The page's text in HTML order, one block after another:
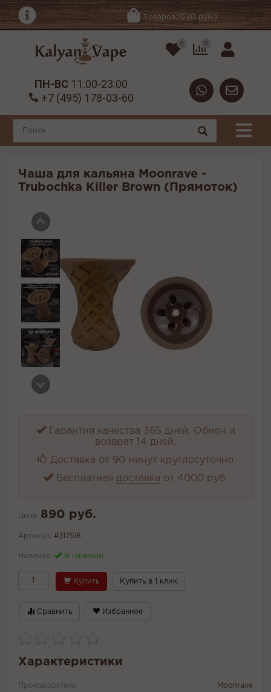
Товаров: 0 (0 руб.)
0 0
ПН-ВС 11:00-23:00
+7 (495) 178-03-60
Чаша для кальяна Moonrave -
Trubochka Killer Brown (Прямоток)
Гарантия качества 365 дней. Обмен и
возврат 14 дней.
Доставка от 90 минут круглосуточно
Бесплатная доставка от 4000 руб.
Цена: 890 руб.
Артикул: #317518
Наличие: В наличии
Купить Купить в 1 клик
Сравнить Избранное
Характеристики
Производитель Moonrave